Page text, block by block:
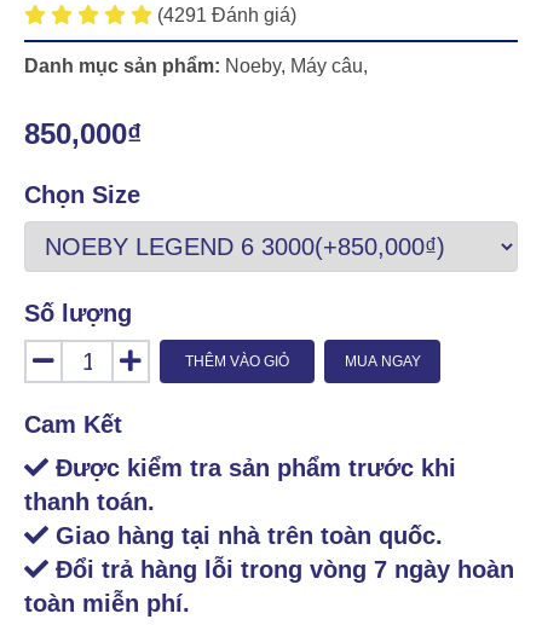
(4291 Đánh giá)
Danh mục sản phẩm: Noeby, Máy câu,
850,000₫
Chọn Size
Số lượng
THÊM VÀO GIỎ MUA NGAY
Cam Kết
Được kiểm tra sản phẩm trước khi
thanh toán.
Giao hàng tại nhà trên toàn quốc.
Đổi trả hàng lỗi trong vòng 7 ngày hoàn
toàn miễn phí.